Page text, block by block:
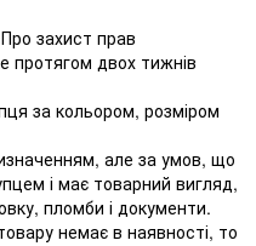
захист прав
протягом двох тижнів
за кольором, розміром
але за умов, що
і має товарний вигляд,
пломби і документи.
немає в наявності, то